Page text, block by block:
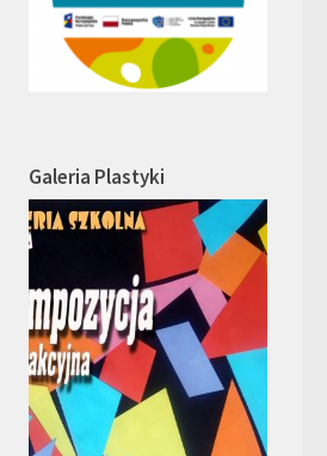
Galeria Plastyki